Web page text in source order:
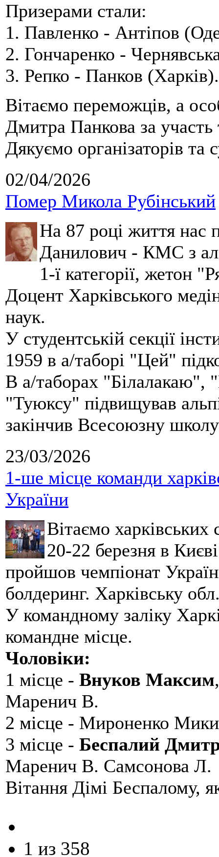
Призерами стали:
1. Павленко - Антіпов
2. Гончаренко -
3. Репко - Панков (Харків).
Вітаємо переможців, а
Дмитра Панкова за
Дякуємо організаторів та
02/04/2026
Помер Микола Рубінський
На 87 році життя нас
Данилович - КМС з
1-ї категорії, жетон
Доцент Харківського
наук.
У студентській секції
1959 в а/таборі "Цей"
В а/таборах "Білалакаю",
"Туюксу" підвищував
закінчив Всесоюзну
23/03/2026
1-ше місце команди
України
Вітаємо
20-22 березня в
пройшов чемпіонат
болдеринг. Харківську
У командному заліку
командне місце.
Чоловіки:
1 місце - Внуков Максим
Маренич В.
2 місце - Мироненко
3 місце - Беспалий
Маренич В. Самсонова Л.
Вітання Дімі Беспалому,
1 из 358